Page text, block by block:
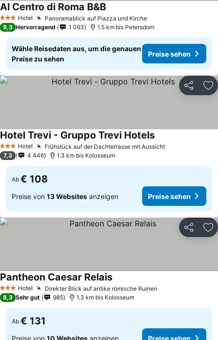
3 SterneHotel Panoramablick auf Piazza und Kirche
Al Centro di Roma B&B
9,3 Hervorragend 1 093 1.5 km bis Petersdom
Wähle Reisedaten aus, um die genauen
Preise zu sehen
Preise sehen
Teilen
3 SterneHotel Frühstück auf der Dachterrasse mit Aussicht
Hotel Trevi - Gruppo Trevi Hotels
7,3 4 446 1.3 km bis Kolosseum
Ab € 108
Preise von 13 Websites anzeigen Preise sehen
Teilen
3 SterneHotel Direkter Blick auf antike römische Ruinen
Pantheon Caesar Relais
8,3 Sehr gut 985 1.3 km bis Kolosseum
Ab € 131
Preise von 10 Websites anzeigen Preise sehen